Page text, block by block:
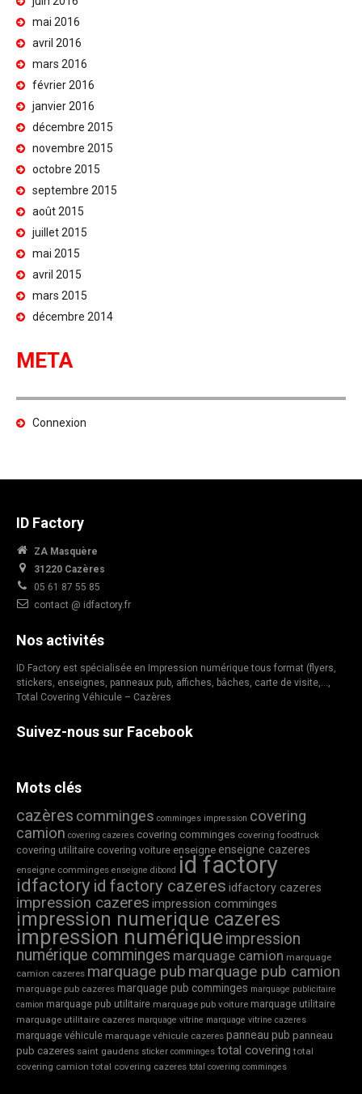
mai 2016
avril 2016
mars 2016
février 2016
janvier 2016
décembre 2015
novembre 2015
octobre 2015
septembre 2015
août 2015
juillet 2015
mai 2015
avril 2015
mars 2015
décembre 2014
META
Connexion
ID Factory
ZA Masquère
31220 Cazères
05 61 87 55 85
contact @ idfactory.fr
Nos activités
ID Factory est spécialisée en Impression numérique tous format (flyers,
stickers, enseignes, panneaux pub, affiches, bâches, carte de visite,…,
Total Covering Véhicule – Cazères
Suivez-nous sur Facebook
Mots clés
cazères comminges comminges impression covering
camion covering cazeres covering comminges covering foodtruck
covering utilitaire covering voiture enseigne enseigne cazeres
enseigne comminges enseigne dibond id factory
idfactory id factory cazeres idfactory cazeres
impression cazeres impression comminges
impression numerique cazeres
impression numériqueimpression
numérique comminges marquage camion marquage
camion cazeres marquage pub marquage pub camion
marquage pub cazeres marquage pub comminges marquage publicitaire
camion marquage pub utilitaire marquage pub voiture marquage utilitaire
marquage utilitaire cazeres marquage vitrine marquage vitrine cazeres
marquage véhicule marquage véhicule cazeres panneau pub panneau
pub cazeres saint gaudens sticker comminges total covering total
covering camion total covering cazeres total covering comminges